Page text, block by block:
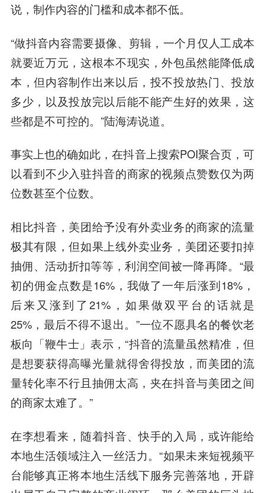
说，制作内容的门槛和成本都不低。
“做抖音内容需要摄像、剪辑，一个月仅人工成本
就要近万元，这根本不现实，外包虽然能降低成
本，但内容制作出来以后，投不投放热门、投放
多少，以及投放完以后能不能产生好的效果，这
些都是不可控的。”陆海涛说道。
事实上也的确如此，在抖音上搜索POI聚合页，可
以看到不少入驻抖音的商家的视频点赞数仅为两
位数甚至个位数。
相比抖音，美团给予没有外卖业务的商家的流量
极其有限，但如果上线外卖业务，美团还要扣掉
抽佣、活动折扣等等，利润空间被一降再降。“最
初的佣金点数是16%，我做了一年后涨到18%，
后来又涨到了21%，如果做双平台的话就是
25%，最后不得不退出。”一位不愿具名的餐饮老
板向「鞭牛士」表示，“抖音的流量虽然精准，但
是想要获得高曝光量就得舍得投放，而美团的流
量转化率不行且抽佣太高，夹在抖音与美团之间
的商家太难了。”
在李想看来，随着抖音、快手的入局，或许能给
本地生活领域注入一丝活力。“如果未来短视频平
台能够真正将本地生活线下服务完善落地，开辟